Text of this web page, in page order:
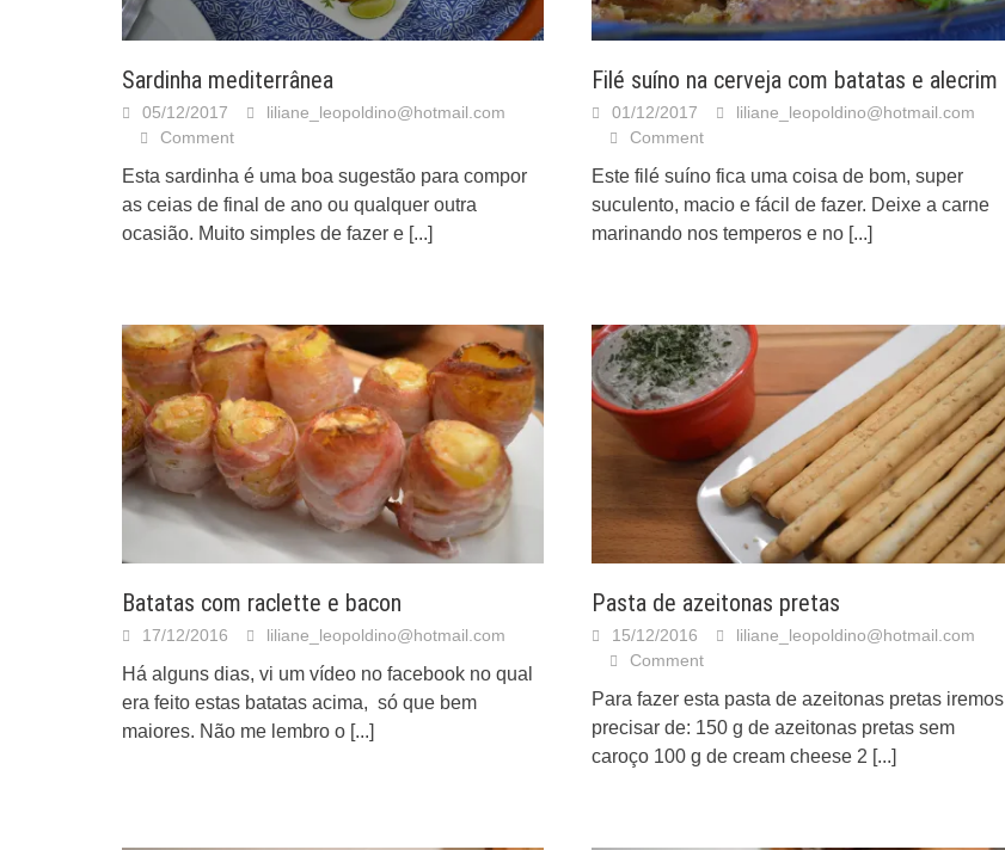
Sardinha mediterrânea
05/12/2017
liliane_leopoldino@hotmail.com
Comment
Esta sardinha é uma boa sugestão para compor
as ceias de final de ano ou qualquer outra
ocasião. Muito simples de fazer e [...]
Filé suíno na cerveja com batatas e alecrim
01/12/2017
liliane_leopoldino@hotmail.com
Comment
Este filé suíno fica uma coisa de bom, super
suculento, macio e fácil de fazer. Deixe a carne
marinando nos temperos e no [...]
Batatas com raclette e bacon
17/12/2016 liliane_leopoldino@hotmail.com
Há alguns dias, vi um vídeo no facebook no qual
era feito estas batatas acima, só que bem
maiores. Não me lembro o [...]
Pasta de azeitonas pretas
15/12/2016
liliane_leopoldino@hotmail.com
Comment
Para fazer esta pasta de azeitonas pretas iremos
precisar de: 150 g de azeitonas pretas sem
caroço 100 g de cream cheese 2 [...]